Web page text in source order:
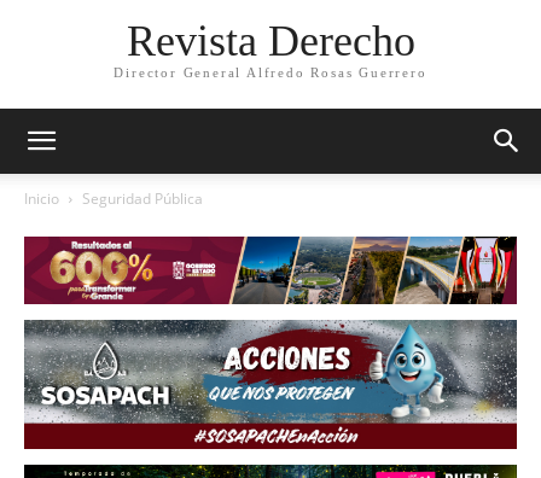
Revista Derecho
Director General Alfredo Rosas Guerrero
Inicio Seguridad Pública